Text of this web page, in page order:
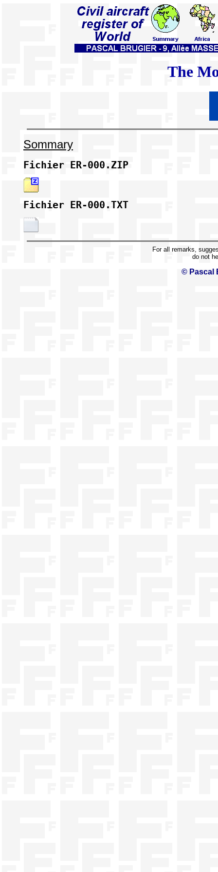
The
Sommary
Fichier ER-000.ZIP
Fichier ER-000.TXT
For all remarks,
do not
© Pascal